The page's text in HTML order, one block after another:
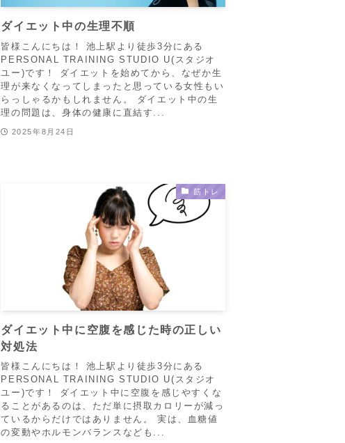
ダイエット中の生理不順
皆様こんにちは！ 池上駅より徒歩3分にある
PERSONAL TRAINING STUDIO U(スタジオ
ユー)です！ ダイエットを始めてから、なぜか生
理が来なくなってしまったと思っている女性もい
らっしゃるかもしれません。 ダイエット中の生
理の問題は、身体の健康に直結す...
2025年8月24日
筋トレ
ダイエット中に空腹を感じた時の正しい
対処法
皆様こんにちは！ 池上駅より徒歩3分にある
PERSONAL TRAINING STUDIO U(スタジオ
ユー)です！ ダイエット中に空腹を感じやすくな
ることがあるのは、ただ単に摂取カロリーが減っ
ているからだけではありません。 実は、血糖値
の変動やホルモンバランスなども...